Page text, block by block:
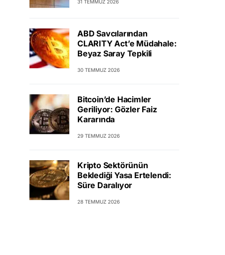
31 TEMMUZ 2026
ABD Savcılarından
CLARITY Act’e Müdahale:
Beyaz Saray Tepkili
30 TEMMUZ 2026
Bitcoin’de Hacimler
Geriliyor: Gözler Faiz
Kararında
29 TEMMUZ 2026
Kripto Sektörünün
Beklediği Yasa Ertelendi:
Süre Daralıyor
28 TEMMUZ 2026